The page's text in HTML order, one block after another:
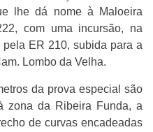
lhe dá nome à Maloeira
com uma incursão, na
pela ER 210, subida para a
Lombo da Velha.
da prova especial são
zona da Ribeira Funda, a
de curvas encadeadas